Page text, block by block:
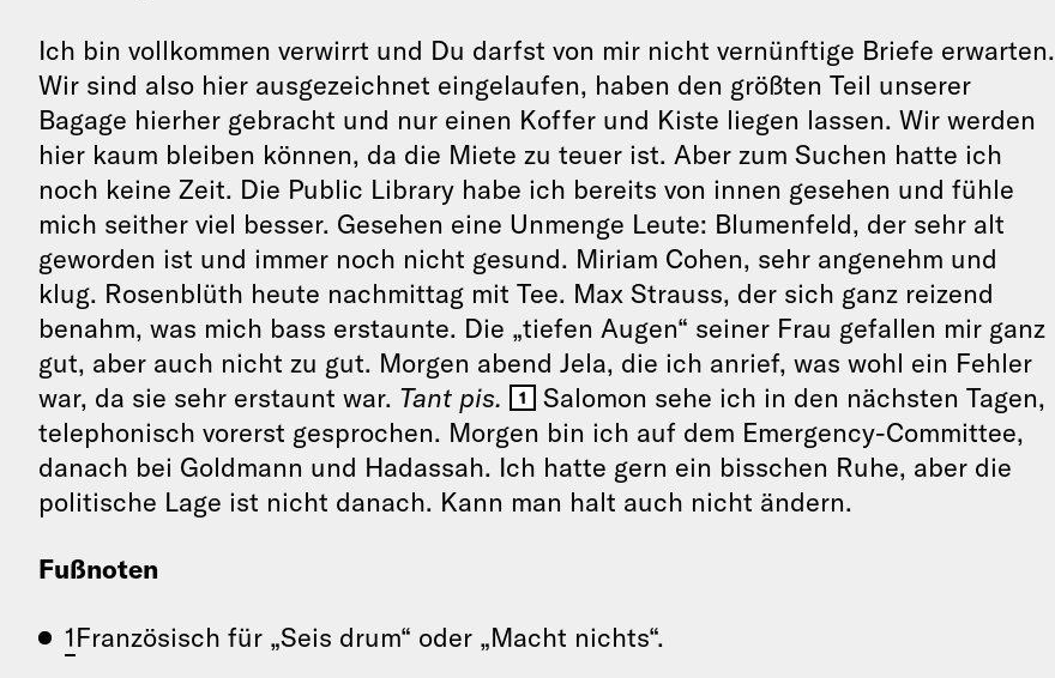
Ich bin vollkommen verwirrt und Du darfst von mir nicht vernünftige Briefe erwarten.
Wir sind also hier ausgezeichnet eingelaufen, haben den größten Teil unserer
Bagage hierher gebracht und nur einen Koffer und Kiste liegen lassen. Wir werden
hier kaum bleiben können, da die Miete zu teuer ist. Aber zum Suchen hatte ich
noch keine Zeit. Die Public Library habe ich bereits von innen gesehen und fühle
mich seither viel besser. Gesehen eine Unmenge Leute: Blumenfeld, der sehr alt
geworden ist und immer noch nicht gesund. Miriam Cohen, sehr angenehm und
klug. Rosenblüth heute nachmittag mit Tee. Max Strauss, der sich ganz reizend
benahm, was mich bass erstaunte. Die „tiefen Augen“ seiner Frau gefallen mir ganz
gut, aber auch nicht zu gut. Morgen abend Jela, die ich anrief, was wohl ein Fehler
war, da sie sehr erstaunt war. Tant pis. 1
Salomon sehe ich in den nächsten Tagen,
telephonisch vorerst gesprochen. Morgen bin ich auf dem Emergency-Committee,
danach bei Goldmann und Hadassah. Ich hatte gern ein bisschen Ruhe, aber die
politische Lage ist nicht danach. Kann man halt auch nicht ändern.
Fußnoten
1Französisch für „Seis drum“ oder „Macht nichts“.